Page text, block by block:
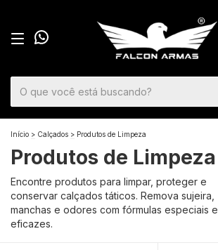
Início > Calçados > Produtos de Limpeza
Produtos de Limpeza
Encontre produtos para limpar, proteger e
conservar calçados táticos. Remova sujeira,
manchas e odores com fórmulas especiais e
eficazes.